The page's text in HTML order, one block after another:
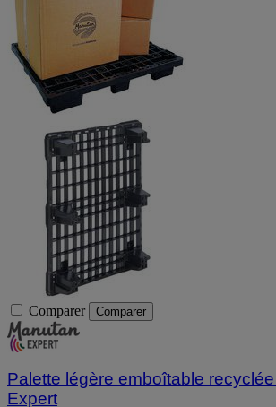
Comparer Comparer
Palette légère emboîtable
Expert